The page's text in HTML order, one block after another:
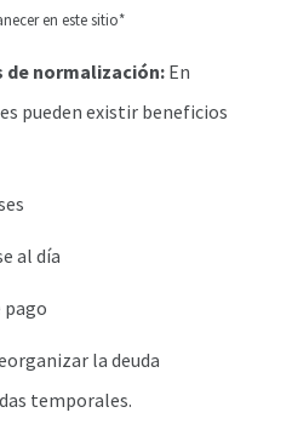
en este sitio*
de normalización: En
pueden existir beneficios
al día
pago
la deuda
temporales.